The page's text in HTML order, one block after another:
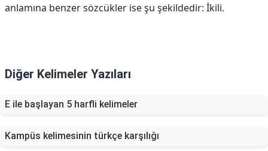
anlamına benzer sözcükler ise şu şekildedir: İkili.
Diğer Kelimeler Yazıları
E ile başlayan 5 harfli kelimeler
Kampüs kelimesinin türkçe karşılığı